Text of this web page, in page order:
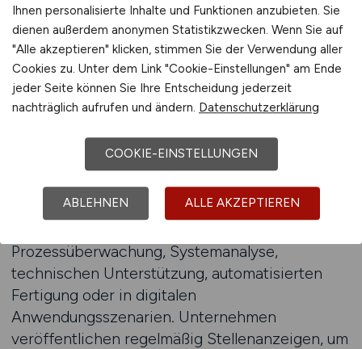
hilft dabei, persönliche Interessen mit
tatsächlichen Tätigkeitsprofilen abzugleichen
und gezielt nach Stellen zu suchen, die sowohl
fachliche als auch organisatorische
Anforderungen berücksichtigen.
Moderne Technikaufgaben umfassen
Tätigkeiten, die sich durch innovative
Methoden, digitale Anwendungen und komplexe
technische Systeme auszeichnen. Dazu
Prozessüberwachung, Systemanalyse,
technischen Unterstützung, automatisierten
Fertigung oder in digitalen
Anwendungsszenarien. Unternehmen
veröffentlichen regelmäßig Stellenanzeigen, um
Ihnen personalisierte Inhalte und Funktionen anzubieten. Sie
dienen außerdem anonymen Statistikzwecken. Wenn Sie auf
"Alle akzeptieren" klicken, stimmen Sie der Verwendung aller
Cookies zu. Unter dem Link "Cookie-Einstellungen" am Ende
jeder Seite können Sie Ihre Entscheidung jederzeit
nachträglich aufrufen und ändern. Datenschutzerklärung
COOKIE-EINSTELLUNGEN
ABLEHNEN ALLE AKZEPTIEREN